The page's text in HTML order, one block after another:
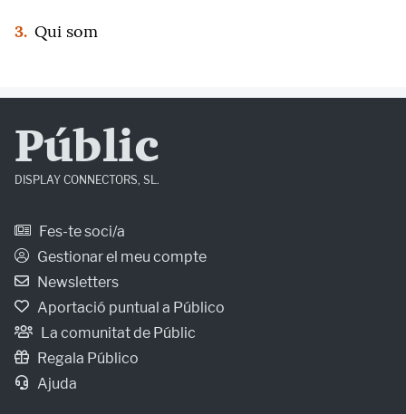
3. Qui som
Públic
DISPLAY CONNECTORS, SL.
Fes-te soci/a
Gestionar el meu compte
Newsletters
Aportació puntual a Público
La comunitat de Públic
Regala Público
Ajuda